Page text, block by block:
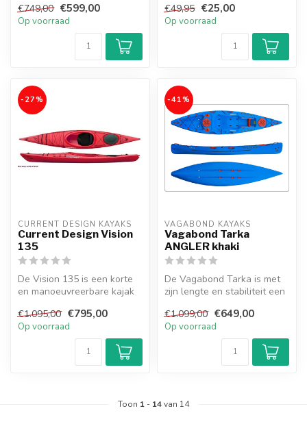
€749,00 €599,00
Op voorraad
€49,95 €25,00
Op voorraad
-27%
CURRENT DESIGN KAYAKS
Current Design Vision
135
De Vision 135 is een korte
en manoeuvreerbare kajak
Geschikt...
€1.095,00 €795,00
Op voorraad
-41%
VAGABOND KAYAKS
Vagabond Tarka
ANGLER khaki
De Vagabond Tarka is met
zijn lengte en stabiliteit een
€1.099,00 €649,00
Op voorraad
Toon 1 - 14van 14